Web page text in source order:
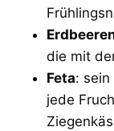
die mit
Feta:
jede